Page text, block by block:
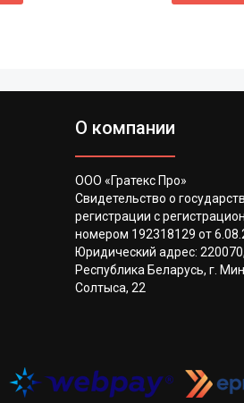
О компании
ООО «Гратекс Про»
Свидетельство о
регистрации с
номером 192318129 от
Юридический адрес: 220070,
Республика Беларусь, г.
Солтыса, 22